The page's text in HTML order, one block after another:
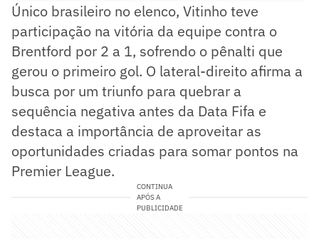
Único brasileiro no elenco, Vitinho teve
participação na vitória da equipe contra o
Brentford por 2 a 1, sofrendo o pênalti que
gerou o primeiro gol. O lateral-direito afirma a
busca por um triunfo para quebrar a
sequência negativa antes da Data Fifa e
destaca a importância de aproveitar as
oportunidades criadas para somar pontos na
Premier League.
CONTINUA
APÓS A
PUBLICIDADE